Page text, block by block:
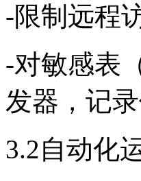
-限制远程
-对敏感表
发器，记录
3.2自动化